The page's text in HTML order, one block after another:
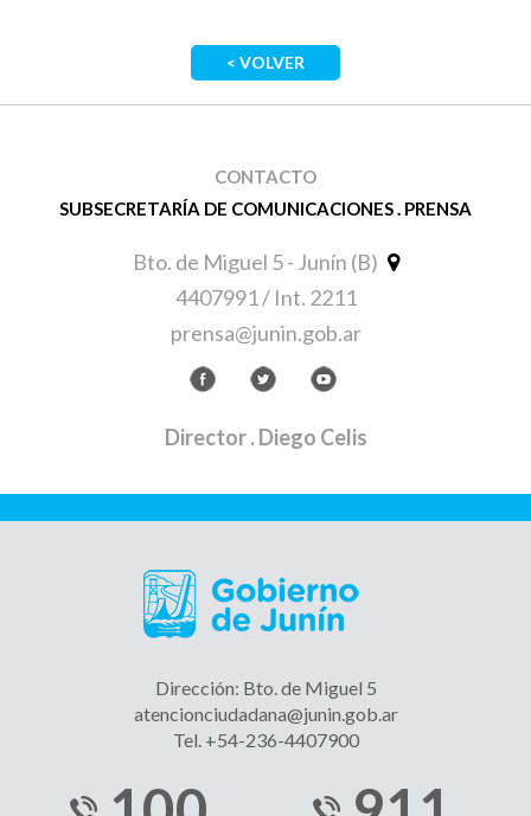
< VOLVER
CONTACTO
SUBSECRETARÍA DE COMUNICACIONES . PRENSA
Bto. de Miguel 5 - Junín (B)
4407991 / Int. 2211
prensa@junin.gob.ar
Director. Diego Celis
Dirección: Bto. de Miguel 5
atencionciudadana@junin.gob.ar
Tel. +54-236-4407900